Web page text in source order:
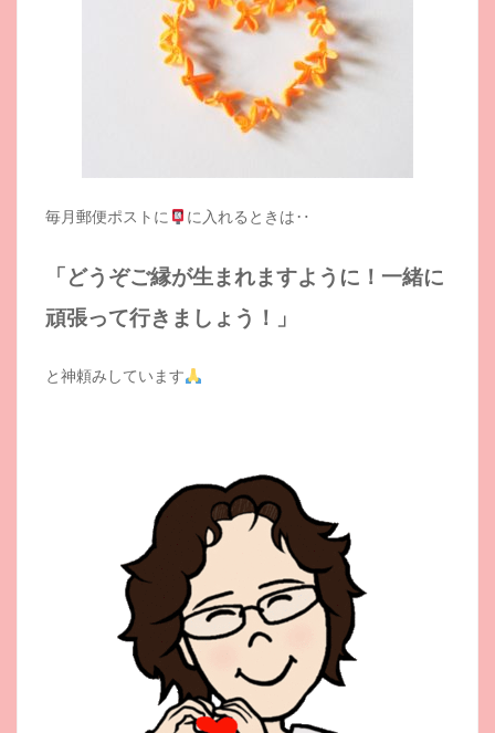
毎月郵便ポストに に入れるときは‥
「どうぞご縁が生まれますように！一緒に
頑張って行きましょう！」
と神頼みしています